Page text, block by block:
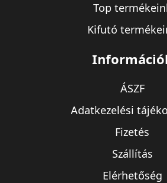
Top
Kifutó
ÁSZF
Adatkezelési
Fizetés
Szállítás
Elérhetőség